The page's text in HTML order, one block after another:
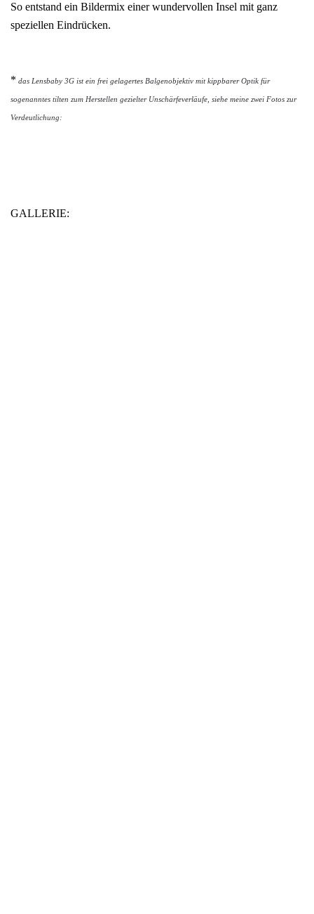
So entstand ein Bildermix einer wundervollen Insel mit ganz
speziellen Eindrücken.
* das Lensbaby 3G ist ein frei gelagertes Balgenobjektiv mit kippbarer Optik für
sogenanntes tilten zum Herstellen gezielter Unschärfeverläufe, siehe meine zwei Fotos zur
Verdeutlichung:
GALLERIE: